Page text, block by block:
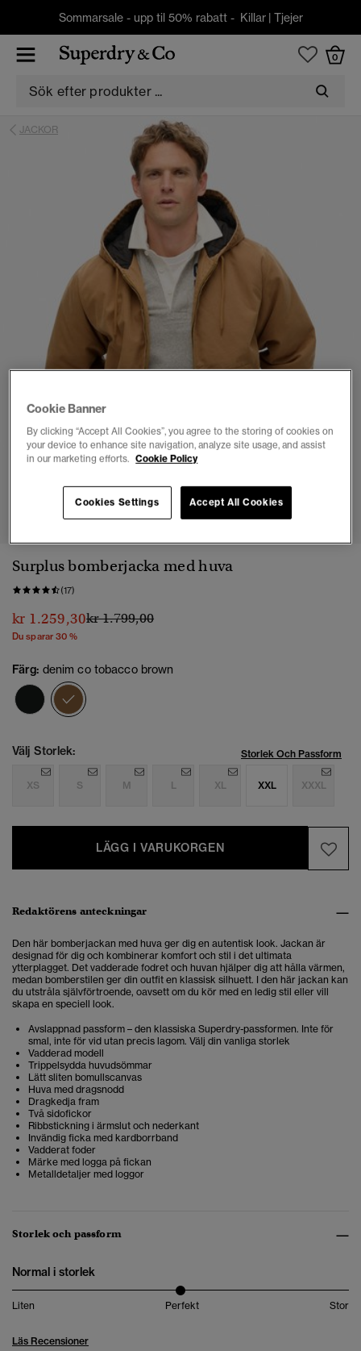
Sommarsale - upp til 50% rabatt - Killar| Tjejer
0
JACKOR
1 2 3 5 6 7
Surplus bomberjacka med huva
(17)
kr 1.259,30Pris reducerat från
kr 1.799,00till
Du sparar 30 %
Färg: denim co tobacco brown
Välj Storlek: Storlek Och Passform
XS S M L XL XXL XXXL
LÄGG I VARUKORGEN
Redaktörens anteckningar
Den här bomberjackan med huva ger dig en autentisk look. Jackan är
designad för dig och kombinerar komfort och stil i det ultimata
ytterplagget. Det vadderade fodret och huvan hjälper dig att hålla värmen,
medan bomberstilen ger din outfit en klassisk silhuett. I den här jackan kan
du utstråla självförtroende, oavsett om du kör med en ledig stil eller vill
skapa en speciell look.
Avslappnad passform – den klassiska Superdry-passformen. Inte för
smal, inte för vid utan precis lagom. Välj din vanliga storlek
Vadderad modell
Trippelsydda huvudsömmar
Lätt sliten bomullscanvas
Huva med dragsnodd
Dragkedja fram
Två sidofickor
Ribbstickning i ärmslut och nederkant
Invändig ficka med kardborrband
Vadderat foder
Märke med logga på fickan
Metalldetaljer med loggor
Storlek och passform
Normal i storlek
Liten Perfekt Stor
Läs Recensioner
Cookie Banner
By clicking “Accept All Cookies”, you agree to the storing of cookies on
your device to enhance site navigation, analyze site usage, and assist
in our marketing efforts. Cookie Policy
Accept All Cookies
Cookies Settings